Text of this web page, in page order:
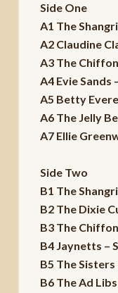
Side One
A1 The
A2 Claudine
A3 The
A4 Evie Sands
A5 Betty
A6 The Jelly
A7 Ellie
Side Two
B1 The
B2 The Dixie
B3 The
B4 Jaynetts –
B5 The Sisters
B6 The Ad